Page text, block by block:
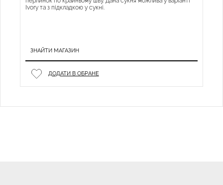
Ivory та з підкладкою у сукні.
ЗНАЙТИ МАГАЗИН
ДОДАТИ В ОБРАНЕ